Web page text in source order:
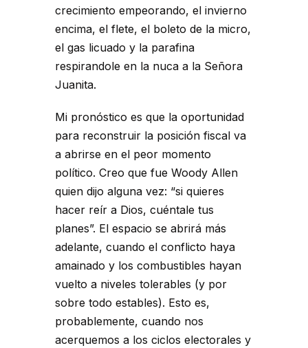
crecimiento empeorando, el invierno
encima, el flete, el boleto de la micro,
el gas licuado y la parafina
respirandole en la nuca a la Señora
Juanita.
Mi pronóstico es que la oportunidad
para reconstruir la posición fiscal va
a abrirse en el peor momento
político. Creo que fue Woody Allen
quien dijo alguna vez: “si quieres
hacer reír a Dios, cuéntale tus
planes”. El espacio se abrirá más
adelante, cuando el conflicto haya
amainado y los combustibles hayan
vuelto a niveles tolerables (y por
sobre todo estables). Esto es,
probablemente, cuando nos
acerquemos a los ciclos electorales y